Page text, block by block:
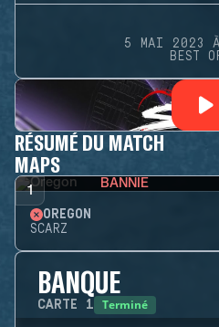
5 MAI 2023
BEST
RÉSUMÉ DU MATCH
MAPS
1 BANNIE
OREGON
SCARZ
BANQUE
CARTE 1 Terminé